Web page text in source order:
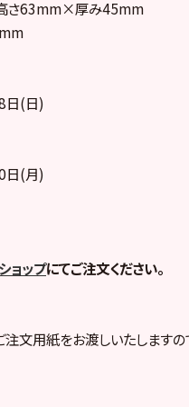
さ63mm×厚み45mm
日(日)
日(月)
ョップにてご注文ください。
文用紙をお渡しいたします